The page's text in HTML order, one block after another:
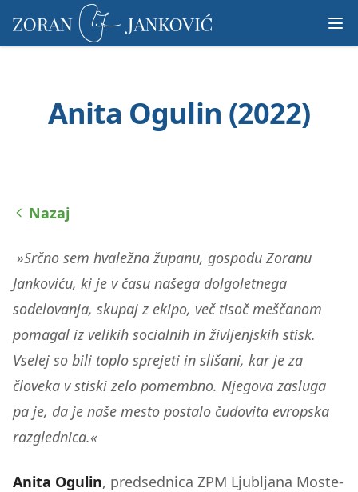
upoštevajte:
To
Anita Ogulin (2022)
Nazaj
»Srčno sem hvaležna županu, gospodu Zoranu
Jankoviću, ki je v času našega dolgoletnega
sodelovanja, skupaj z ekipo, več tisoč meščanom
pomagal iz velikih socialnih in življenjskih stisk.
Vselej so bili toplo sprejeti in slišani, kar je za
človeka v stiski zelo pomembno. Njegova zasluga
pa je, da je naše mesto postalo čudovita evropska
razglednica.«
Anita Ogulin, predsednica ZPM Ljubljana Moste-